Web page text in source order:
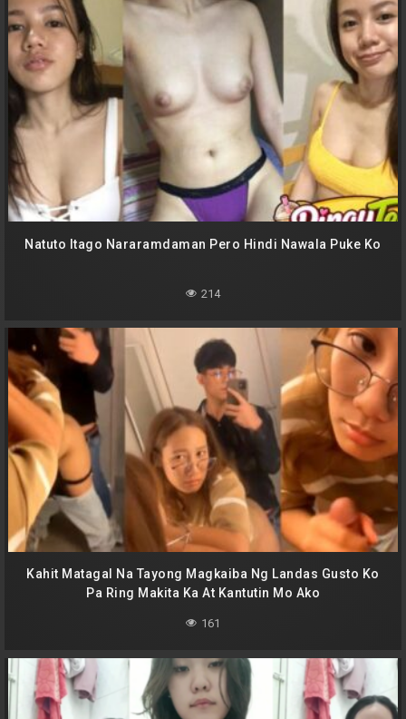
Natuto Itago Nararamdaman Pero Hindi Nawala Puke Ko
214
Kahit Matagal Na Tayong Magkaiba Ng Landas Gusto Ko
Pa Ring Makita Ka At Kantutin Mo Ako
161